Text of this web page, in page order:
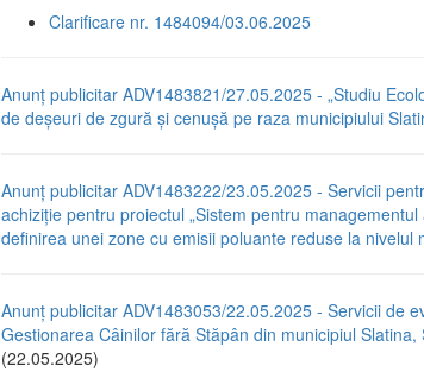
Clarificare nr. 1484094/03.06.2025
Anunț publicitar ADV1483821/27.05.2025 - „Studiu
de deșeuri de zgură și cenușă pe raza municipiului
Anunț publicitar ADV1483222/23.05.2025 - Servicii
achiziție pentru proiectul „Sistem pentru
definirea unei zone cu emisii poluante reduse la nivelul
Anunț publicitar ADV1483053/22.05.2025 - Servicii de
Gestionarea Câinilor fără Stăpân din municipiul
(22.05.2025)